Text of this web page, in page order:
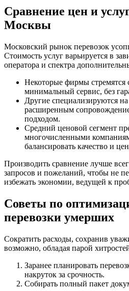
Сравнение цен и
Москвы
Московский рынок перевозок
Стоимость услуг варьируется в
оператора и спектра
Некоторые фирмы стремятся
минимальный сервис, без
Другие специализируются
расширенным
подходом.
Средний ценовой сегмент
многочисленными
балансировать качество и
Производить сравнение лучше
запросов и пожеланий, чтобы не
избежать экономии, ведущей к
Советы по
перевозки умерших
Сократить расходы, сохранив
возможно, обладая парой
Заранее планировать
накруток за срочность.
Собирать полный пакет